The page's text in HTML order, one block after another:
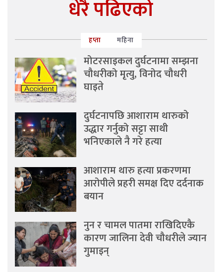
धेरै पढिएको
हप्ता महिना
मोटरसाइकल दुर्घटनामा सम्झना
चौधरीको मृत्यु, विनोद चौधरी
घाइते
दुर्घटनापछि आशाराम थारुको
उद्धार गर्नुको सट्टा साथी
भनिएकाले नै गरे हत्या
आशाराम थारु हत्या प्रकरणमा
आरोपीले प्रहरी समक्ष दिए दर्दनाक
बयान
नुन र चामल पातमा राखिदिएकै
कारण जालिना देवी चौधरीले ज्यान
गुमाइन्